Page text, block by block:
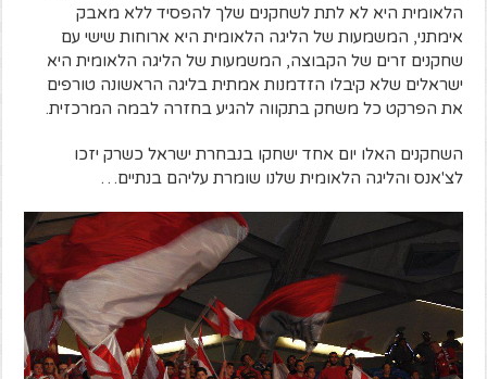
הלאומית היא לא לתת לשחקנים שלך להפסיד ללא מאבק
אימתני, המשמעות של הליגה הלאומית היא ארוחות שישי עם
שחקנים זרים של הקבוצה, המשמעות של הליגה הלאומית היא
ישראלים שלא קיבלו הזדמנות אמתית בליגה הראשונה טורפים
את הפרקט כל משחק בתקווה להגיע בחזרה לבמה המרכזית.
השחקנים האלו יום אחד ישחקו בנבחרת ישראל כשרק יזכו
לצ'אנס והליגה הלאומית שלנו שומרת עליהם בנתיים…